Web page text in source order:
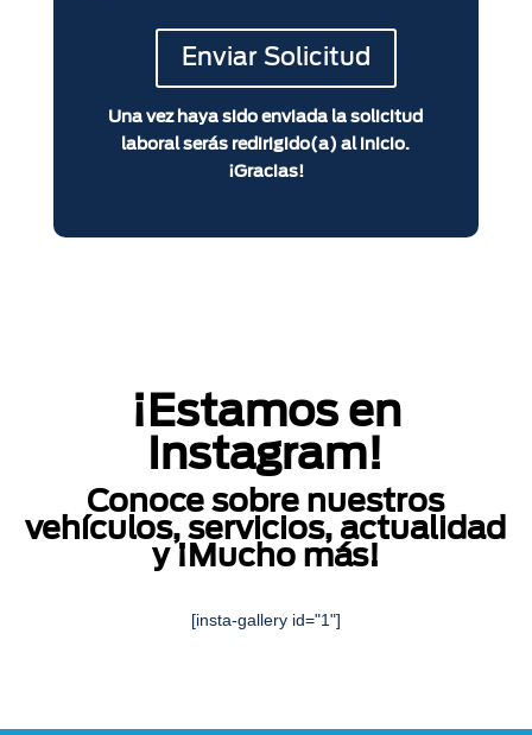
Una vez haya sido enviada la solicitud
laboral serás redirigido(a) al inicio.
¡Gracias!
¡Estamos en
Instagram!
Conoce sobre nuestros
vehículos, servicios, actualidad
y ¡Mucho más!
[insta-gallery id="1"]